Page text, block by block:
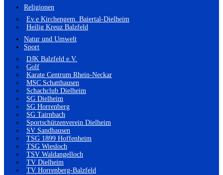
Religionen
Ev.e Kirchengem. Baiertal-Dielheim
Heilig Kreuz Balzfeld
Natur und Umwelt
Sport
DJK Balzfeld e.V.
Golf
Karate Centrum Rhein-Neckar
MSC Schatthausen
Schachclub Dielheim
SG Dielheim
SG Horrenberg
SG Tairnbach
Sportschützenverein Dielheim
SV Sandhausen
TSG 1899 Hoffenheim
TSG Wiesloch
TSV Waldangelloch
TV Dielheim
TV Horrenberg-Balzfeld